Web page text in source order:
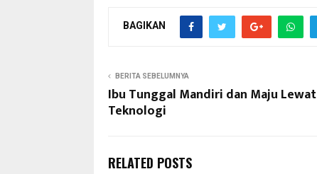
BAGIKAN
BERITA SEBELUMNYA
Ibu Tunggal Mandiri dan Maju Lewat
Teknologi
RELATED POSTS